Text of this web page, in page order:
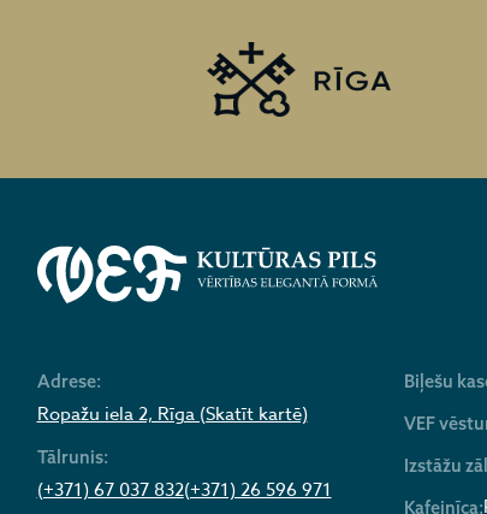
Adrese:
Ropažu iela 2, Rīga (Skatīt kartē)
Tālrunis:
(+371) 67 037 832(+371) 26 596 971
Biļešu
VEF
Izstāžu
Kafejnīca: